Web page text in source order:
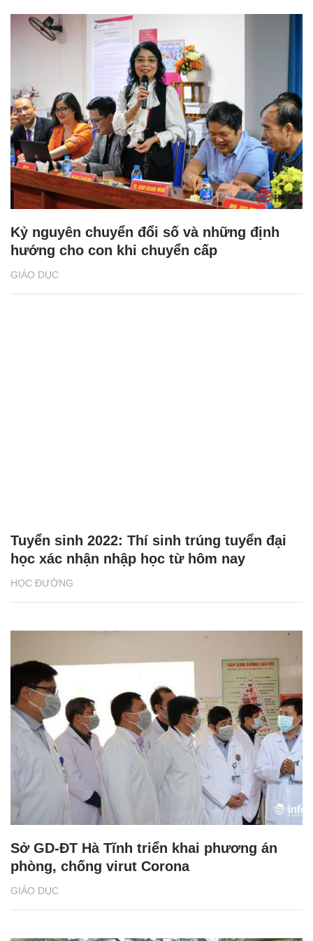
GIÁO DỤC
Kỷ nguyên chuyển đổi số và những định
hướng cho con khi chuyển cấp
HỌC ĐƯỜNG
Tuyển sinh 2022: Thí sinh trúng tuyển đại
học xác nhận nhập học từ hôm nay
GIÁO DỤC
Sở GD-ĐT Hà Tĩnh triển khai phương án
phòng, chống virut Corona